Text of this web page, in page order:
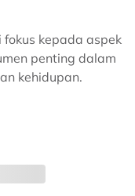
fokus kepada aspek
penting dalam
kehidupan.